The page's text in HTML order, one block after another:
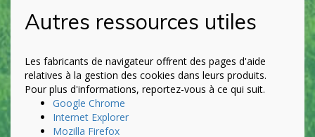
Autres ressources utiles
Les fabricants de navigateur offrent des pages d'aide
relatives à la gestion des cookies dans leurs produits.
Pour plus d'informations, reportez-vous à ce qui suit.
Google Chrome
Internet Explorer
Mozilla Firefox